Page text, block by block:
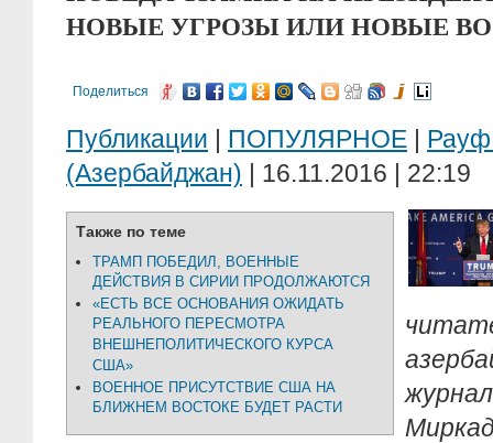
НОВЫЕ УГРОЗЫ ИЛИ НОВЫЕ
Поделиться
Публикации | ПОПУЛЯРНОЕ |
(Азербайджан) | 16.11.2016 | 22:19
Также по теме
ТРАМП ПОБЕДИЛ, ВОЕННЫЕ
ДЕЙСТВИЯ В СИРИИ ПРОДОЛЖАЮТСЯ
«ЕСТЬ ВСЕ ОСНОВАНИЯ ОЖИДАТЬ
РЕАЛЬНОГО ПЕРЕСМОТРА
ВНЕШНЕПОЛИТИЧЕСКОГО КУРСА
США»
ВОЕННОЕ ПРИСУТСТВИЕ США НА
БЛИЖНЕМ ВОСТОКЕ БУДЕТ РАСТИ